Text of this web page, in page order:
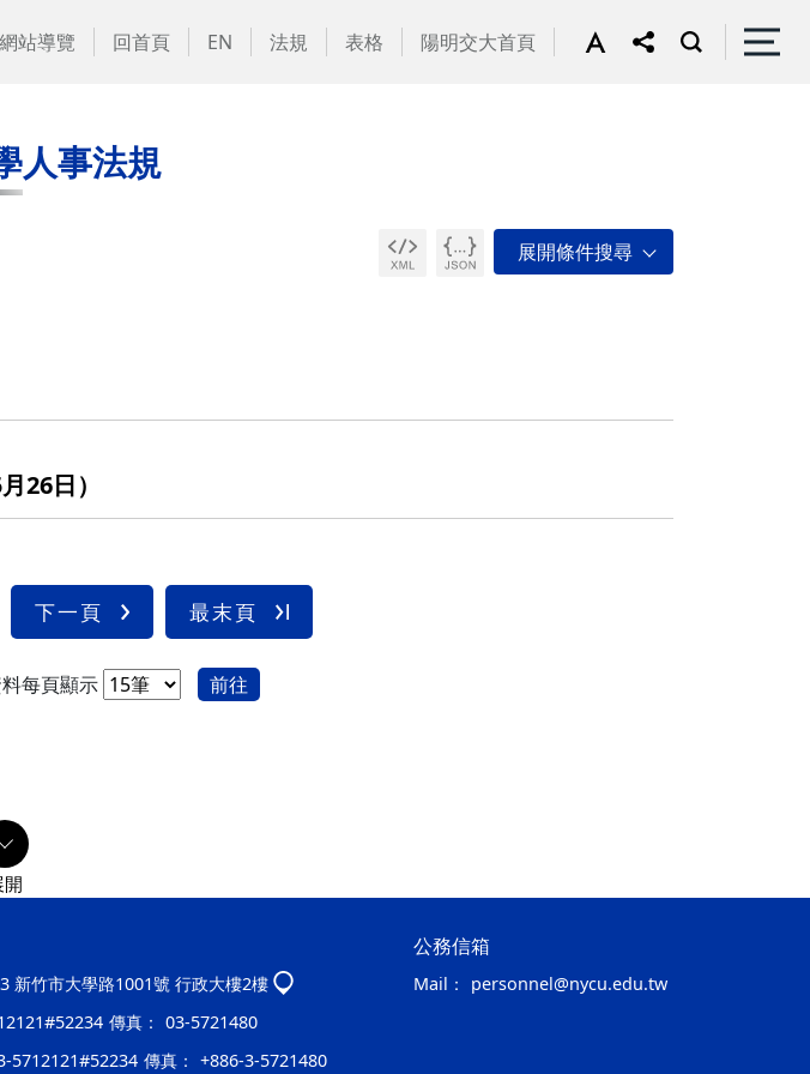
網站導覽 回首頁 EN 法規 表格 陽明交大首頁
人事法規
26日）
下一頁 最末頁
每頁顯示 前往
新竹市大學路1001號 行政大樓2樓
傳真： 03-5721480
5712121#52234 傳真： +886-3-5721480
公務信箱
Mail： personnel@nycu.edu.tw